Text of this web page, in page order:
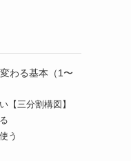
わる基本（1〜
【三分割構図】
う